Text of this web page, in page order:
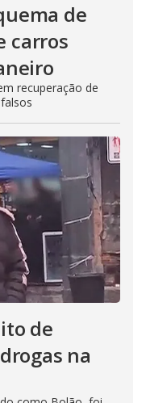
de
carros
recuperação de
de
na